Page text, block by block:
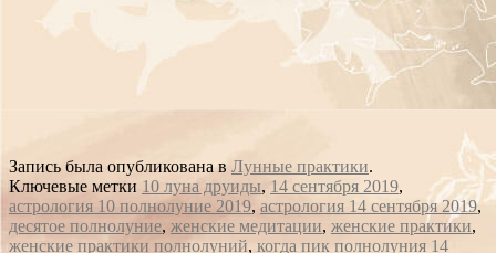
Запись была опубликована в Лунные практики.
Ключевые метки 10 луна друиды, 14 сентября 2019,
астрология 10 полнолуние 2019, астрология 14 сентября 2019,
десятое полнолуние, женские медитации, женские практики,
женские практики полнолуний, когда пик полнолуния 14